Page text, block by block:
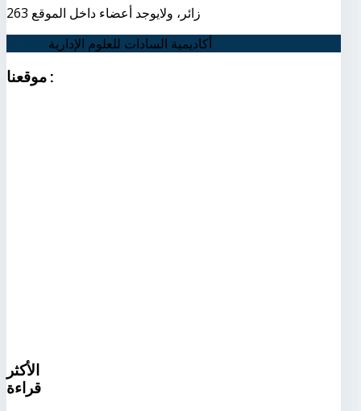
263 زائر، ولايوجد أعضاء داخل الموقع
أكاديمية السادات للعلوم الإدارية
:
الأكثر
قراءة